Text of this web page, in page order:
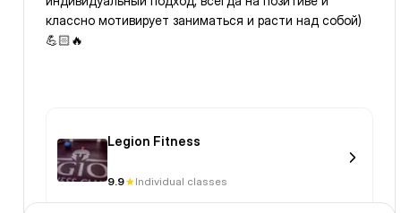
классно мотивирует заниматься и расти над собой)
💪🏻🔥
Legion Fitness
9.9 Individual classes